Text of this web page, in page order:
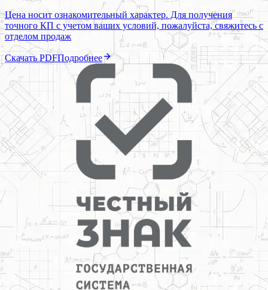
Цена носит ознакомительный характер. Для получения
точного КП с учетом ваших условий, пожалуйста, свяжитесь с
отделом продаж
Скачать PDFПодробнее